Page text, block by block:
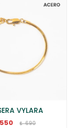
VYLARA
550 $ 690